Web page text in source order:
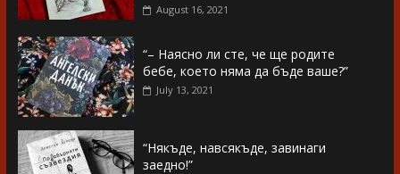
August 16, 2021
“– Наясно ли сте, че ще родите
бебе, което няма да бъде ваше?”
July 13, 2021
“Някъде, навсякъде, завинаги
заедно!”